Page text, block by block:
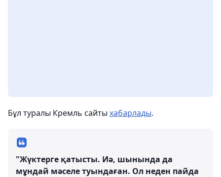
Бұл туралы Кремль сайты хабарлады.
"Жүктерге қатысты. Иә, шынында да
мұндай мәселе туындаған. Ол неден пайда